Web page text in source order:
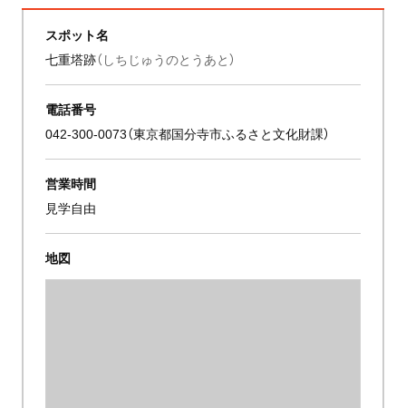
スポット名
七重塔跡（しちじゅうのとうあと）
電話番号
042-300-0073（東京都国分寺市ふるさと文化財課）
営業時間
見学自由
地図